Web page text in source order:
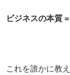
ビジネスの本質
これを誰かに教